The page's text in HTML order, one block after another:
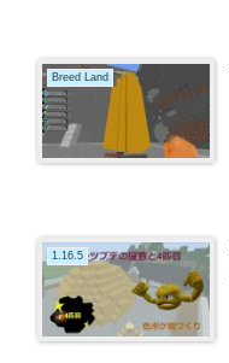
Breed Land
1.16.5